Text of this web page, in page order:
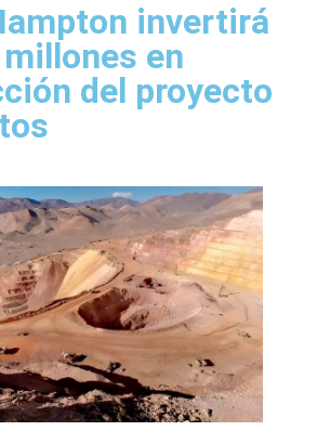
invertirá
en
del proyecto